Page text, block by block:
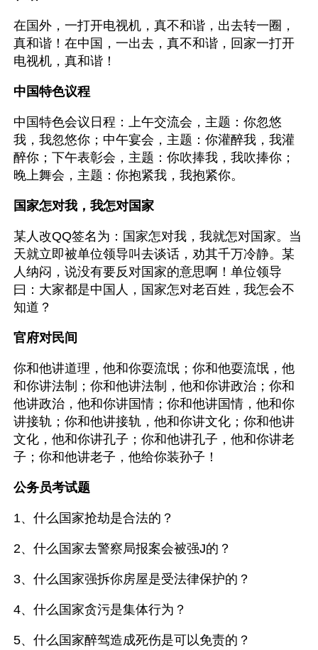
在国外，一打开电视机，真不和谐，出去转一圈，
真和谐！在中国，一出去，真不和谐，回家一打开
电视机，真和谐！
中国特色议程
中国特色会议日程：上午交流会，主题：你忽悠
我，我忽悠你；中午宴会，主题：你灌醉我，我灌
醉你；下午表彰会，主题：你吹捧我，我吹捧你；
晚上舞会，主题：你抱紧我，我抱紧你。
国家怎对我，我怎对国家
某人改QQ签名为：国家怎对我，我就怎对国家。当
天就立即被单位领导叫去谈话，劝其千万冷静。某
人纳闷，说没有要反对国家的意思啊！单位领导
曰：大家都是中国人，国家怎对老百姓，我怎会不
知道？
官府对民间
你和他讲道理，他和你耍流氓；你和他耍流氓，他
和你讲法制；你和他讲法制，他和你讲政治；你和
他讲政治，他和你讲国情；你和他讲国情，他和你
讲接轨；你和他讲接轨，他和你讲文化；你和他讲
文化，他和你讲孔子；你和他讲孔子，他和你讲老
子；你和他讲老子，他给你装孙子！
公务员考试题
1、什么国家抢劫是合法的？
2、什么国家去警察局报案会被强J的？
3、什么国家强拆你房屋是受法律保护的？
4、什么国家贪污是集体行为？
5、什么国家醉驾造成死伤是可以免责的？